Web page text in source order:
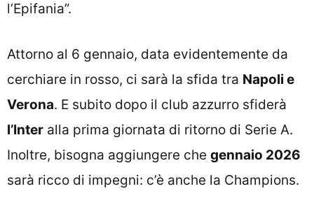
l’Epifania”.
Attorno al 6 gennaio, data evidentemente da
cerchiare in rosso, ci sarà la sfida tra Napoli e
Verona. E subito dopo il club azzurro sfiderà
l’Inter alla prima giornata di ritorno di Serie A.
Inoltre, bisogna aggiungere che gennaio 2026
sarà ricco di impegni: c’è anche la Champions.